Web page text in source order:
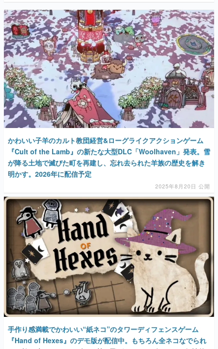
かわいい子羊のカルト教団経営&ローグライクアクションゲーム
『Cult of the Lamb』の新たな大型DLC「Woolhaven」発表。雪
が降る土地で滅びた町を再建し、忘れ去られた羊族の歴史を解き
明かす。2026年に配信予定
2025年8月20日 公開
手作り感満載でかわいい“紙ネコ”のタワーディフェンスゲーム
『Hand of Hexes』のデモ版が配信中。もちろん全ネコなでられ